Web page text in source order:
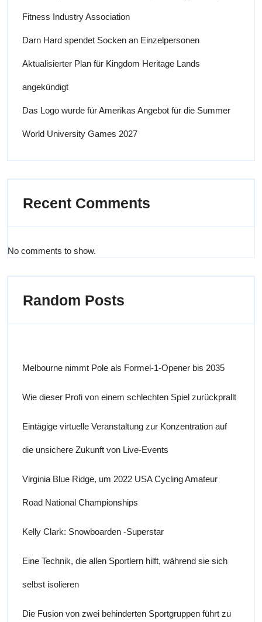
Fitness Industry Association
Darn Hard spendet Socken an Einzelpersonen
Aktualisierter Plan für Kingdom Heritage Lands
angekündigt
Das Logo wurde für Amerikas Angebot für die Summer
World University Games 2027
Recent Comments
No comments to show.
Random Posts
Melbourne nimmt Pole als Formel-1-Opener bis 2035
Wie dieser Profi von einem schlechten Spiel zurückprallt
Eintägige virtuelle Veranstaltung zur Konzentration auf
die unsichere Zukunft von Live-Events
Virginia Blue Ridge, um 2022 USA Cycling Amateur
Road National Championships
Kelly Clark: Snowboarden -Superstar
Eine Technik, die allen Sportlern hilft, während sie sich
selbst isolieren
Die Fusion von zwei behinderten Sportgruppen führt zu